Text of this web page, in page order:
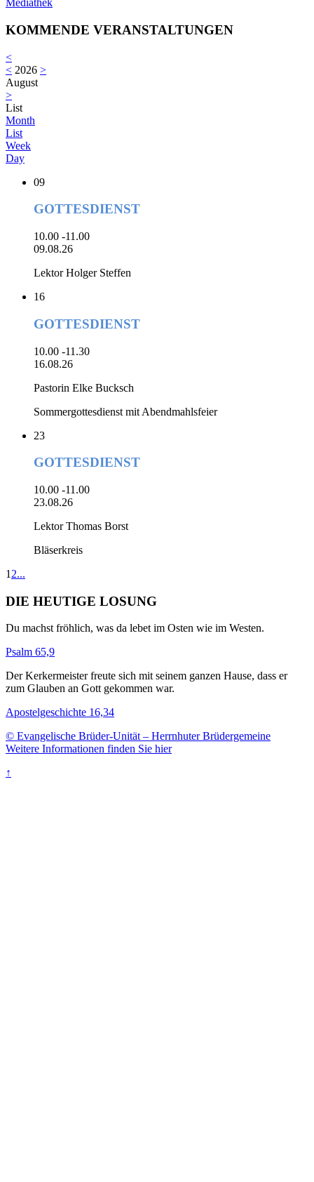
Mediathek
KOMMENDE VERANSTALTUNGEN
<
< 2026 >
August
>
List
Month
List
Week
Day
09
GOTTESDIENST
10.00 -11.00
09.08.26
Lektor Holger Steffen
16
GOTTESDIENST
10.00 -11.30
16.08.26
Pastorin Elke Bucksch
Sommergottesdienst mit Abendmahlsfeier
23
GOTTESDIENST
10.00 -11.00
23.08.26
Lektor Thomas Borst
Bläserkreis
1 2...
DIE HEUTIGE LOSUNG
Du machst fröhlich, was da lebet im Osten wie im Westen.
Psalm 65,9
Der Kerkermeister freute sich mit seinem ganzen Hause, dass er
zum Glauben an Gott gekommen war.
Apostelgeschichte 16,34
© Evangelische Brüder-Unität – Herrnhuter Brüdergemeine
Weitere Informationen finden Sie hier
↑